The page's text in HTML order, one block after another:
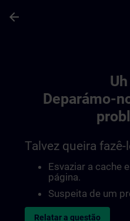
arrow_back
Deparámo-
Talvez queira fazê-
Esvaziar a cache
página.
Suspeita de um
Relatar a questão